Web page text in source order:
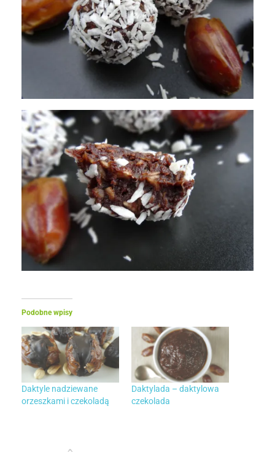
Podobne wpisy
Daktyle nadziewane
orzeszkami i czekoladą
Daktylada – daktylowa
czekolada